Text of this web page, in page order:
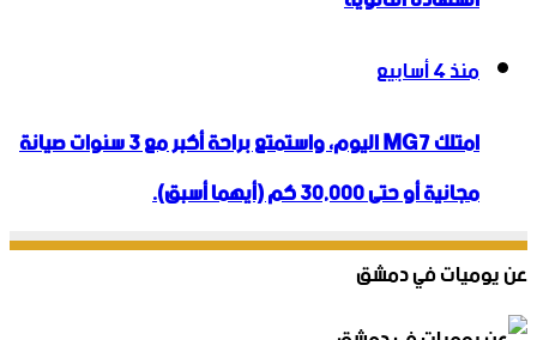
منذ 4 أسابيع
امتلك MG7 اليوم، واستمتع براحة أكبر مع 3 سنوات صيانة
مجانية أو حتى 30,000 كم (أيهما أسبق).
عن يوميات في دمشق